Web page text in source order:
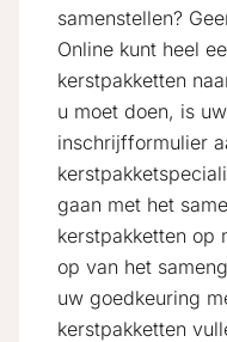
samenstellen?
Online kunt heel
kerstpakketten
u moet doen, is
inschrijfformulier
gaan met het
kerstpakketten op
op van het
uw goedkeuring
kerstpakketten